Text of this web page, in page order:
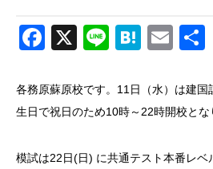
Facebook
X LineHatena
各務原蘇原校です。11日（水）は建
生日で祝日のため10時～22時開校とな
模試は22日(日) に共通テスト本番レベ